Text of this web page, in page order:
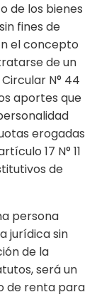
de los bienes
fines de
el concepto
de un
N° 44
aportes que
erogadas
17 N° 11
de
persona
jurídica sin
de la
será un
de renta para